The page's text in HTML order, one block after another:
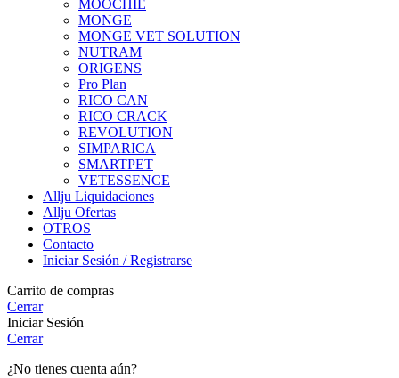
MOOCHIE
MONGE
MONGE VET SOLUTION
NUTRAM
ORIGENS
Pro Plan
RICO CAN
RICO CRACK
REVOLUTION
SIMPARICA
SMARTPET
VETESSENCE
Allju Liquidaciones
Allju Ofertas
OTROS
Contacto
Iniciar Sesión / Registrarse
Carrito de compras
Cerrar
Iniciar Sesión
Cerrar
¿No tienes cuenta aún?